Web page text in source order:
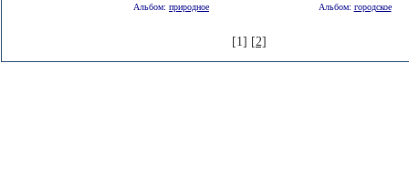
Альбом: природное Альбом: городское
[1] [2]